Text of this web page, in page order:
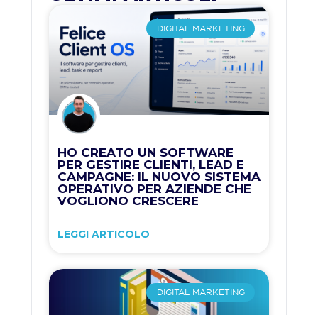
DIGITAL MARKETING
HO CREATO UN SOFTWARE
PER GESTIRE CLIENTI, LEAD E
CAMPAGNE: IL NUOVO SISTEMA
OPERATIVO PER AZIENDE CHE
VOGLIONO CRESCERE
LEGGI ARTICOLO
DIGITAL MARKETING